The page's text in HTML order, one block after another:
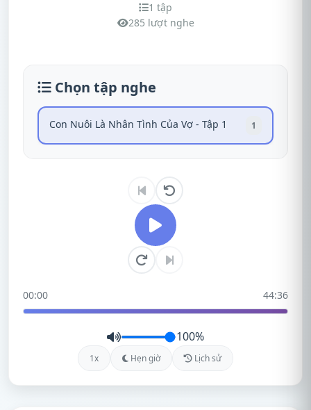
1 tập
285 lượt nghe
Chọn tập nghe
Con Nuôi Là Nhân Tình Của Vợ - Tập 1 1
00:00 44:36
100%
1x Hẹn giờ Lịch sử